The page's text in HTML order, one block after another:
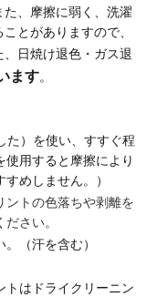
、 摩擦に弱く、洗濯
とがありますので、
、日焼け退色・ガス退
ます。
た）を使い、すすぐ程
使用すると摩擦により
めしません。）
ントの色落ちや剥離を
さい。
（汗を含む）
トはドライクリーニン